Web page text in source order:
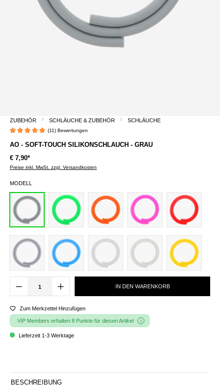
ZUBEHÖR SCHLÄUCHE & ZUBEHÖR SCHLÄUCHE
(11) Bewertungen
AO - SOFT-TOUCH SILIKONSCHLAUCH - GRAU
€ 7,90*
Preise inkl. MwSt. zzgl. Versandkosten
MODELL
IN DEN WARENKORB
Zum Merkzettel Hinzufügen
VIP Members erhalten 8 Punkte für diesen Artikel
Lieferzeit 1-3 Werktage
BESCHREIBUNG